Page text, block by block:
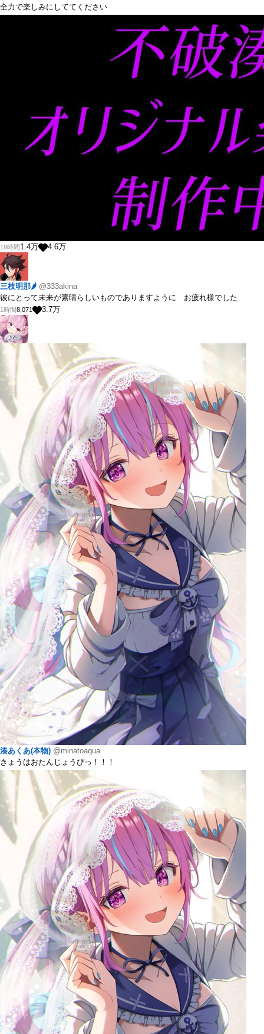
全力で楽しみにしててください
19時間1.4万 4.6万
三枝明那🌶 @333akina
彼にとって未来が素晴らしいものでありますように お疲れ様でした
1時間8,071 3.7万
湊あくあ(本物) @minatoaqua
きょうはおたんじょうびっ！！！